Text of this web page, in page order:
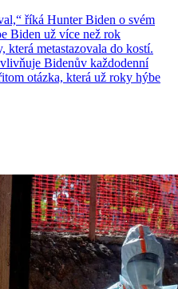
říká Hunter Biden o svém
Biden už více než rok
která metastazovala do kostí.
Bidenův každodenní
otázka, která už roky hýbe